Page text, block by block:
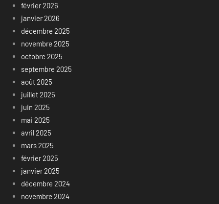
février 2026
janvier 2026
décembre 2025
novembre 2025
octobre 2025
septembre 2025
août 2025
juillet 2025
juin 2025
mai 2025
avril 2025
mars 2025
février 2025
janvier 2025
décembre 2024
novembre 2024